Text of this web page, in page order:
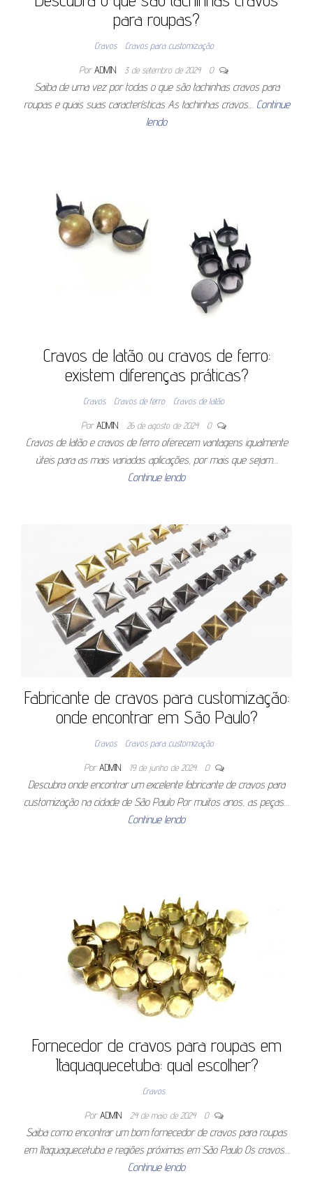
para roupas?
Cravos Cravos para customização
Por ADMIN 3 de setembro de 2024 0
Saiba de uma vez por todas o que são tachinhas cravos para
roupas e quais suas características As tachinhas cravos… Continue
lendo
Cravos de latão ou cravos de ferro:
existem diferenças práticas?
Cravos Cravos de ferro Cravos de latão
Por ADMIN 26 de agosto de 2024 0
Cravos de latão e cravos de ferro oferecem vantagens igualmente
úteis para as mais variadas aplicações, por mais que sejam…
Continue lendo
Fabricante de cravos para customização:
onde encontrar em São Paulo?
Cravos Cravos para customização
Por ADMIN 19 de junho de 2024 0
Descubra onde encontrar um excelente fabricante de cravos para
customização na cidade de São Paulo Por muitos anos, as peças…
Continue lendo
Fornecedor de cravos para roupas em
Itaquaquecetuba: qual escolher?
Cravos
Por ADMIN 24 de maio de 2024 0
Saiba como encontrar um bom fornecedor de cravos para roupas
em Itaquaquecetuba e regiões próximas em São Paulo Os cravos…
Continue lendo